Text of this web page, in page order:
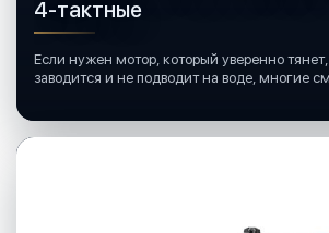
4-тактные
Если нужен мотор, который уверенно
заводится и не подводит на воде, многие